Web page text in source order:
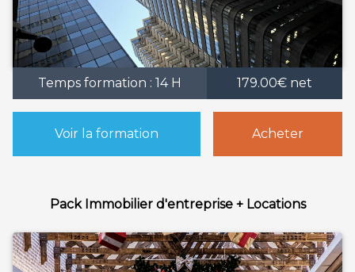
Temps formation : 14 H 179.00€ net
Voir la formation Acheter
Pack Immobilier d'entreprise + Locations